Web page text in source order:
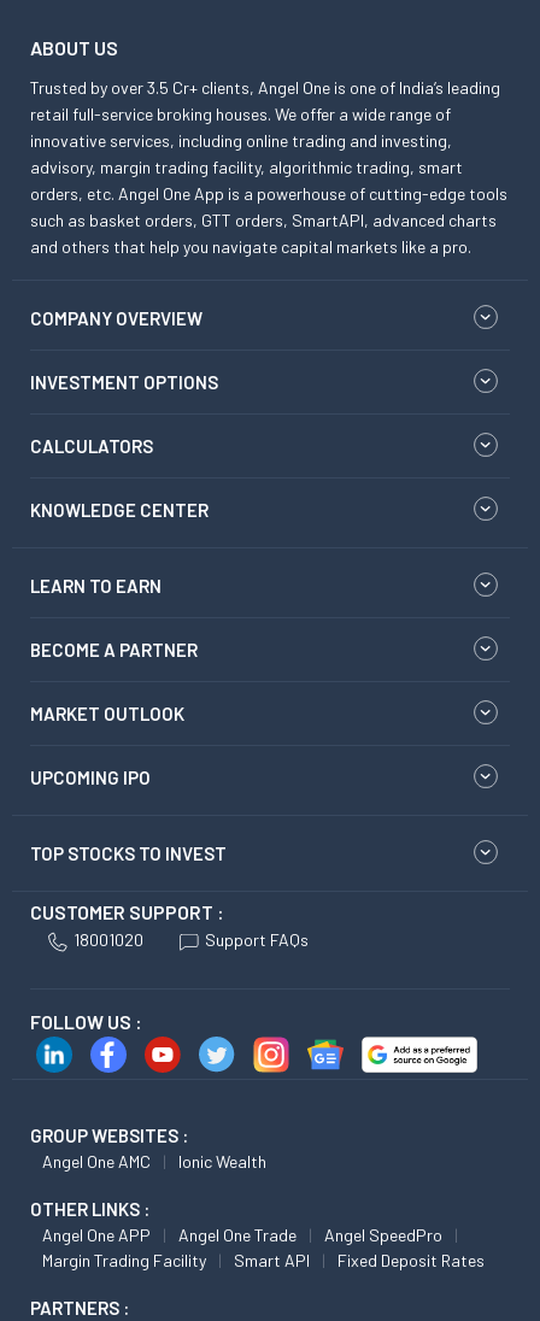
ABOUT US
Trusted by over 3.5 Cr+ clients, Angel One is one of India’s leading
retail full-service broking houses. We offer a wide range of
innovative services, including online trading and investing,
advisory, margin trading facility, algorithmic trading, smart
orders, etc. Angel One App is a powerhouse of cutting-edge tools
such as basket orders, GTT orders, SmartAPI, advanced charts
and others that help you navigate capital markets like a pro.
COMPANY OVERVIEW
INVESTMENT OPTIONS
CALCULATORS
KNOWLEDGE CENTER
LEARN TO EARN
BECOME A PARTNER
MARKET OUTLOOK
UPCOMING IPO
TOP STOCKS TO INVEST
CUSTOMER SUPPORT :
18001020 Support FAQs
FOLLOW US :
GROUP WEBSITES :
Angel One AMC Ionic Wealth
OTHER LINKS :
Angel One APP Angel One Trade
Angel SpeedPro
Margin Trading Facility
Smart API Fixed Deposit Rates
PARTNERS :